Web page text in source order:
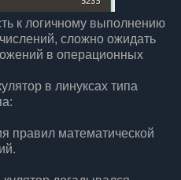
к логичному выполнению
сложно ожидать
в операционных
в линуксах типа
правил математической